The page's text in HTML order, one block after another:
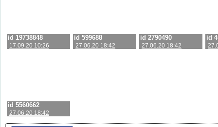
id 19738848
17.09.20 10:26
id 599688
27.06.20 18:42
id 2790490
27.06.20 18:42
id
id 5560662
27.06.20 18:42